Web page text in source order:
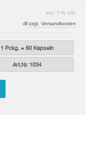
incl. 7 % USt
zzgl. Versandkosten
1 Pckg. = 60 Kapseln
Art.Nr. 1034